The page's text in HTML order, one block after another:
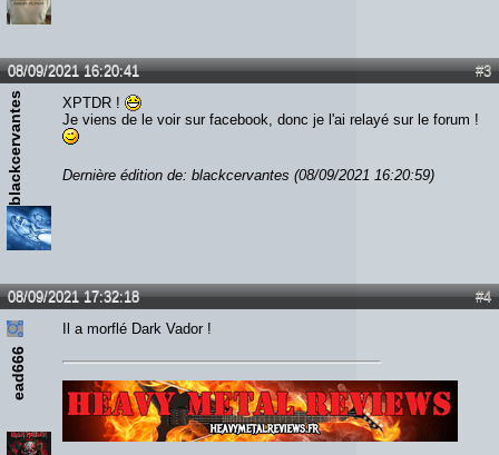
#3
08/09/2021 16:20:41
blackcervantes
XPTDR !
Je viens de le voir sur facebook, donc je l'ai relayé sur le forum !
Dernière édition de: blackcervantes (08/09/2021 16:20:59)
#4
08/09/2021 17:32:18
ead666
Il a morflé Dark Vador !